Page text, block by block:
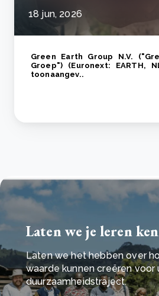
18 jun, 2026
Green Earth Group N.V.
Groep") (Euronext: EARTH,
toonaangev..
Laten we je leren
Laten we het hebben over
waarde kunnen creëren voor
duurzaamheidstraject.